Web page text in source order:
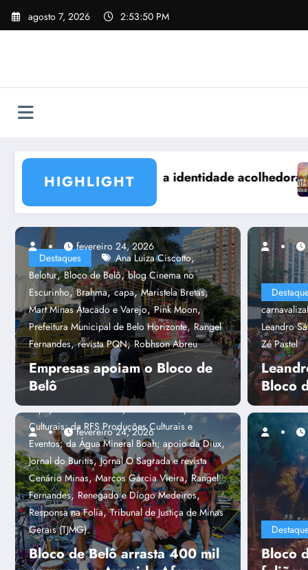
Pular
para
agosto 7, 2026 2:53:52 PM
HIGHLIGHT
Carnaval de BH
Associações e ligas dos blocos de rua de BH se
Destaques Ana Luiza Ciscotto,
Belotur,Bloco de Belô,blog Cinema no
Escurinho,Brahma,capa,Maristela Bretas,
Mart Minas Atacado e Varejo,Pink Moon,
Prefeitura Municipal de Belo Horizonte, Rangel
Fernandes,revista PQN,Robhson Abreu
Empresas apoiam o Bloco de
Belô
fevereiro 24, 2026
Destaques Alex Rhodrigues,Alpha
Sites & Sistemas; Associação dos Blocos de
Rua de BH (Abra BH); Conrerp 3ª Região; e das
mídias parceiras - Jornal de Belô,Bloco de
Belô,campanha Não Perca o Réu Primário
capa,Cidade Conecta,Goma Produções
Culturais; da RFS Produções Culturais e
Eventos; da Água Mineral Boah; apoio da Diux,
Jornal do Buritis,Jornal O Sagrada e revista
Cenário Minas,Marcos Garcia Vieira, Rangel
Fernandes, Renegado e Diogo Medeiros,
Responsa na Folia,Tribunal de Justiça de Minas
Gerais (TJMG)
Bloco de Belô arrasta 400 mil
fevereiro 24, 2026
Leandro Sá
Zé Pastel
Bloco
Bloco
Capa Amanda Caiafa Guimarães,
Foliões aprovam
rock do Putz Grilla
fevereiro 21, 2023